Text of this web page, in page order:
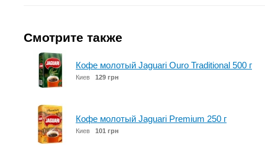
Смотрите также
Кофе молотый Jaguari Ouro Traditional 500 г
Киев 129 грн
Кофе молотый Jaguari Premium 250 г
Киев 101 грн